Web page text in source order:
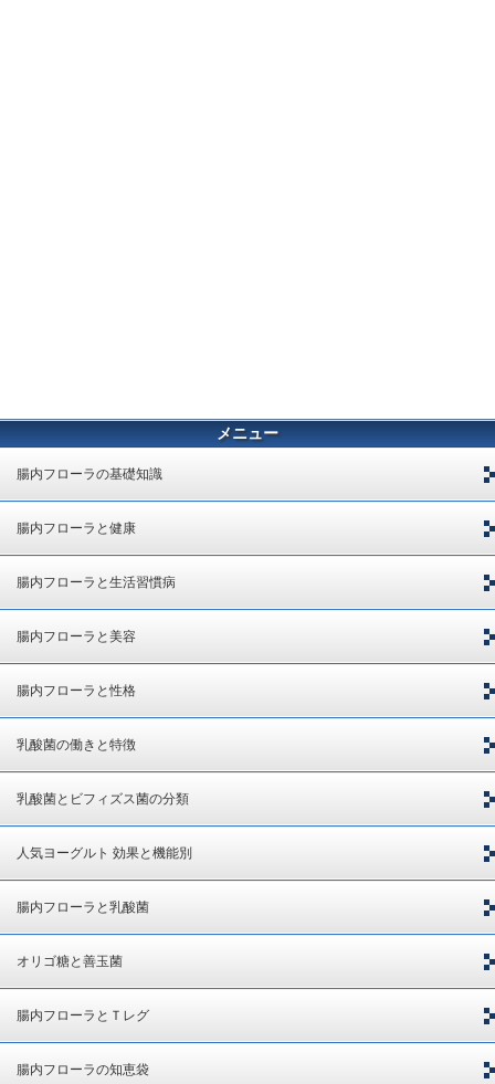
メニュー
腸内フローラの基礎知識
腸内フローラと健康
腸内フローラと生活習慣病
腸内フローラと美容
腸内フローラと性格
乳酸菌の働きと特徴
乳酸菌とビフィズス菌の分類
人気ヨーグルト 効果と機能別
腸内フローラと乳酸菌
オリゴ糖と善玉菌
腸内フローラとＴレグ
腸内フローラの知恵袋